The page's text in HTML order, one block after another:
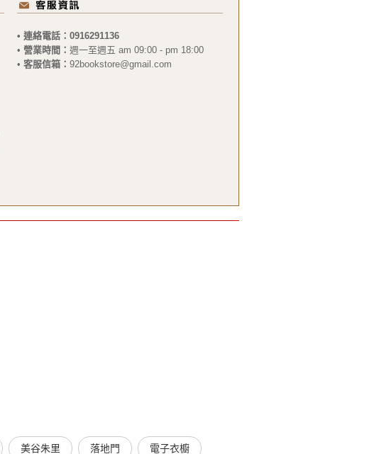
• 連絡電話 ：0916291136
• 營業時間： 週一至週五 am 09:00 - pm 18:00
• 客服信箱： 92bookstore@gmail.com
美谷朱里 落地門 電子衣櫥